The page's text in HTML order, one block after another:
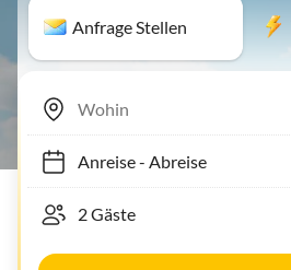
Anfrage Stellen
Anreise- Abreise